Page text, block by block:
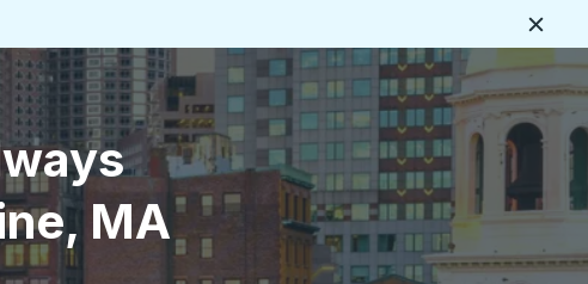
MA